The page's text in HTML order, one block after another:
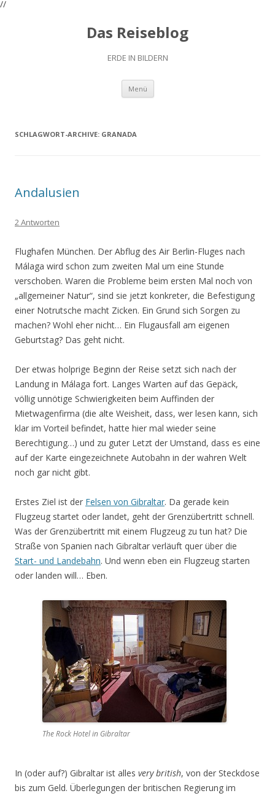
//
Das Reiseblog
ERDE IN BILDERN
Menü Zum
springen
SCHLAGWORT-ARCHIVE: GRANADA
Andalusien
2 Antworten
Flughafen München. Der Abflug des Air Berlin-Fluges nach
Málaga wird schon zum zweiten Mal um eine Stunde
verschoben. Waren die Probleme beim ersten Mal noch von
„allgemeiner Natur“, sind sie jetzt konkreter, die Befestigung
einer Notrutsche macht Zicken. Ein Grund sich Sorgen zu
machen? Wohl eher nicht… Ein Flugausfall am eigenen
Geburtstag? Das geht nicht.
Der etwas holprige Beginn der Reise setzt sich nach der
Landung in Málaga fort. Langes Warten auf das Gepäck,
völlig unnötige Schwierigkeiten beim Auffinden der
Mietwagenfirma (die alte Weisheit, dass, wer lesen kann, sich
klar im Vorteil befindet, hatte hier mal wieder seine
Berechtigung…) und zu guter Letzt der Umstand, dass es eine
auf der Karte eingezeichnete Autobahn in der wahren Welt
noch gar nicht gibt.
Erstes Ziel ist der Felsen von Gibraltar. Da gerade kein
Flugzeug startet oder landet, geht der Grenzübertritt schnell.
Was der Grenzübertritt mit einem Flugzeug zu tun hat? Die
Straße von Spanien nach Gibraltar verläuft quer über die
Start- und Landebahn. Und wenn eben ein Flugzeug starten
oder landen will… Eben.
The Rock Hotel in Gibraltar
In (oder auf?) Gibraltar ist alles very british, von der Steckdose
bis zum Geld. Überlegungen der britischen Regierung im